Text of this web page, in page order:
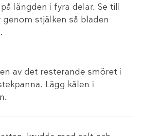
längden i fyra delar. Se till
stjälken så bladen
av det resterande smöret i
Lägg kålen i